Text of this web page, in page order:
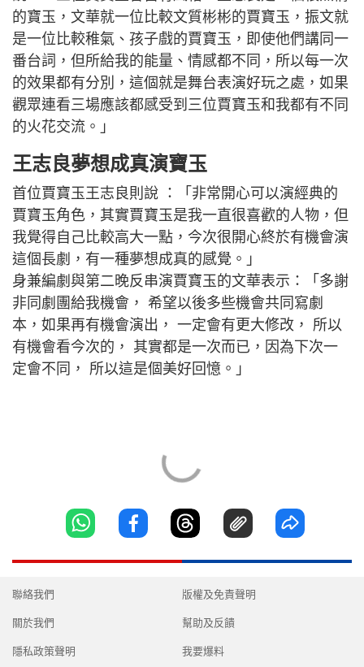
的寶玉，文華就一位比較文質彬彬的賈寶玉，振文就
是一位比較稚氣、孩子戲的賈寶玉，即使他們講同一
番台詞，但所給我的能量、情感都不同，所以每一次
的效果都有分別，這個就是舞台表演好玩之處，如果
觀眾連看三場應該都感受到三位賈寶玉和我都有不同
的火花交流。」
王志良夢想成真演寶玉
首位賈寶玉王志良則說 ：「非常開心可以演經典的
賈寶玉角色，其實賈寶玉是我一直很喜歡的人物，但
我覺得自己比較高大一點，今次很開心終於有機會演
這個長劇，有一種夢想成真的感覺。」
身兼編劇與第二晚反串演賈寶玉的文華表示：「多謝
非同劇團給我機會， 希望以後多些機會共同寫劇
本，如果再有機會演出， 一定會有更大修改， 所以
有機會看今次的， 其實都是一次而已，因為下次一
定會不同， 所以這是個美好回憶。」
聯絡我們
關於我們
隱私政策聲明
版權及免責聲明
幫助及反饋
我要爆料